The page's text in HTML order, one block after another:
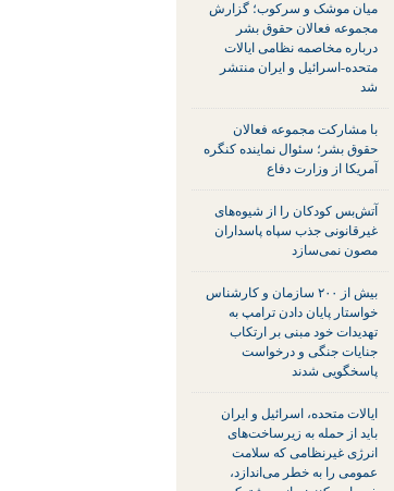
میان موشک و سرکوب؛ گزارش
مجموعه فعالان حقوق بشر
درباره مخاصمه نظامی ایالات
متحده-اسرائیل و ایران منتشر
شد
با مشارکت مجموعه فعالان
حقوق بشر؛ سئوال نماینده کنگره
آمریکا از وزارت دفاع
آتش‌بس کودکان را از شیوه‌های
غیرقانونی جذب سپاه پاسداران
مصون نمی‌سازد
بیش از ۲۰۰ سازمان و کارشناس
خواستار پایان دادن ترامپ به
تهدیدات خود مبنی بر ارتکاب
جنایات جنگی و درخواست
پاسخگویی شدند
ایالات متحده، اسرائیل و ایران
باید از حمله به زیرساخت‌های
انرژی غیرنظامی که سلامت
عمومی را به خطر می‌اندازد،